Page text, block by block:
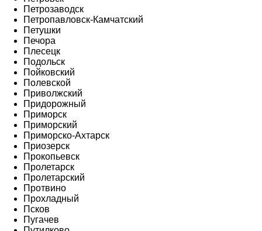
Петрозаводск
Петропавловск-Камчатский
Петушки
Печора
Плесецк
Подольск
Пойковский
Полевской
Приволжский
Придорожный
Приморск
Приморский
Приморско-Ахтарск
Приозерск
Прокопьевск
Пролетарск
Пролетарский
Протвино
Прохладный
Псков
Пугачев